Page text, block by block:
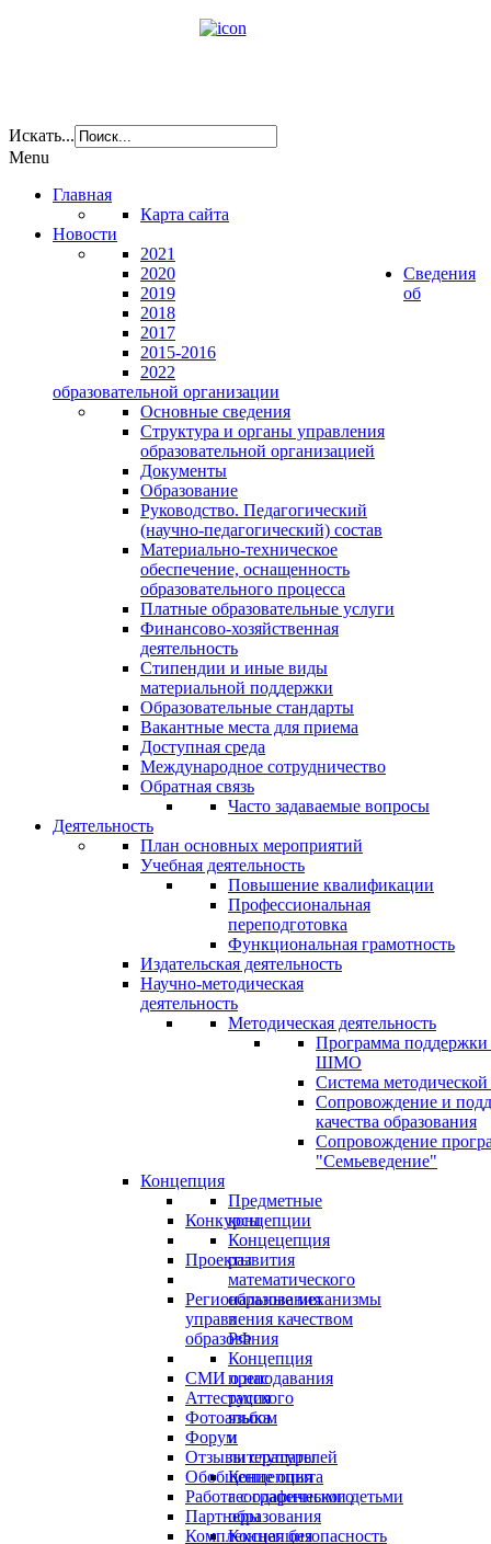
Искать...
Menu
Главная
Карта сайта
Новости
2021
2020
2019
2018
2017
2015-2016
2022
Сведения
об
образовательной организации
Основные сведения
Структура и органы управления
образовательной организацией
Документы
Образование
Руководство. Педагогический
(научно-педагогический) состав
Материально-техническое
обеспечение, оснащенность
образовательного процесса
Платные образовательные услуги
Финансово-хозяйственная
деятельность
Стипендии и иные виды
материальной поддержки
Образовательные стандарты
Вакантные места для приема
Доступная среда
Международное сотрудничество
Обратная связь
Часто задаваемые вопросы
Деятельность
План основных мероприятий
Учебная деятельность
Повышение квалификации
Профессиональная
переподготовка
Функциональная грамотность
Издательская деятельность
Научно-методическая
деятельность
Методическая деятельность
Программа
ШМО
Система
Сопровождение и
качества образования
Сопровождение
"Семьеведение"
Концепция
Предметные
концепции
Концецепция
развития
математического
образования
в
РФ
Концепция
преподавания
русского
языка
и
литературы
Концепция
географического
образования
Концепция
Конкурсы
Проекты
Региональные механизмы
управления качеством
образования
СМИ о нас
Аттестация
Фотоальбом
Форум
Отзывы слушателей
Обобщение опыта
Работа с одаренными детьми
Партнеры
Комплексная безопасность